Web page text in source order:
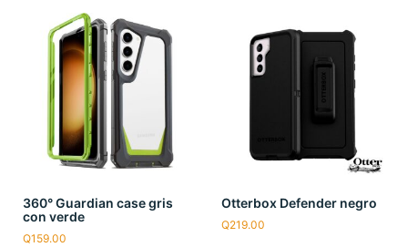
360° Guardian case gris
con verde
Q159.00
Otterbox Defender negro
Q219.00